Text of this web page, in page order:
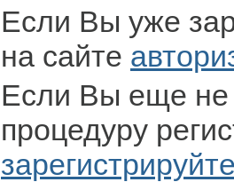
Если Вы уже
на сайте
Если Вы еще не
процедуру